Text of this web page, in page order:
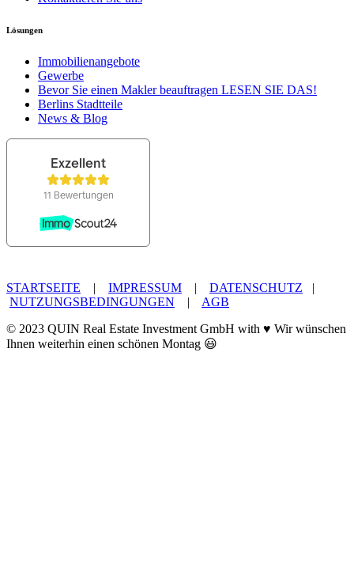
Lösungen
Immobilienangebote
Gewerbe
Bevor Sie einen Makler beauftragen LESEN SIE DAS!
Berlins Stadtteile
News & Blog
STARTSEITE | IMPRESSUM | DATENSCHUTZ |
NUTZUNGSBEDINGUNGEN | AGB
© 2023 QUIN Real Estate Investment GmbH with ♥ Wir wünschen
Ihnen weiterhin einen schönen Montag 😃